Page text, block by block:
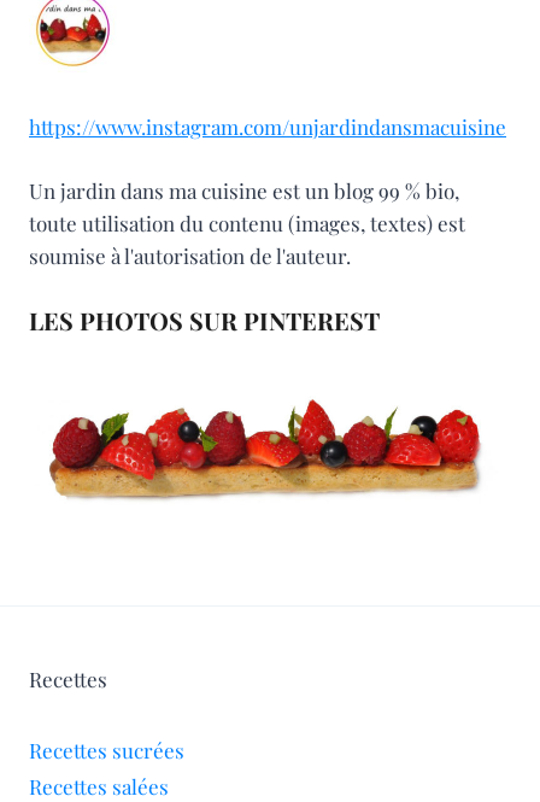
https://www.instagram.com/unjardindansmacuisine
Un jardin dans ma cuisine est un blog 99 % bio,
toute utilisation du contenu (images, textes) est
soumise à l'autorisation de l'auteur.
LES PHOTOS SUR PINTEREST
Recettes
Recettes sucrées
Recettes salées